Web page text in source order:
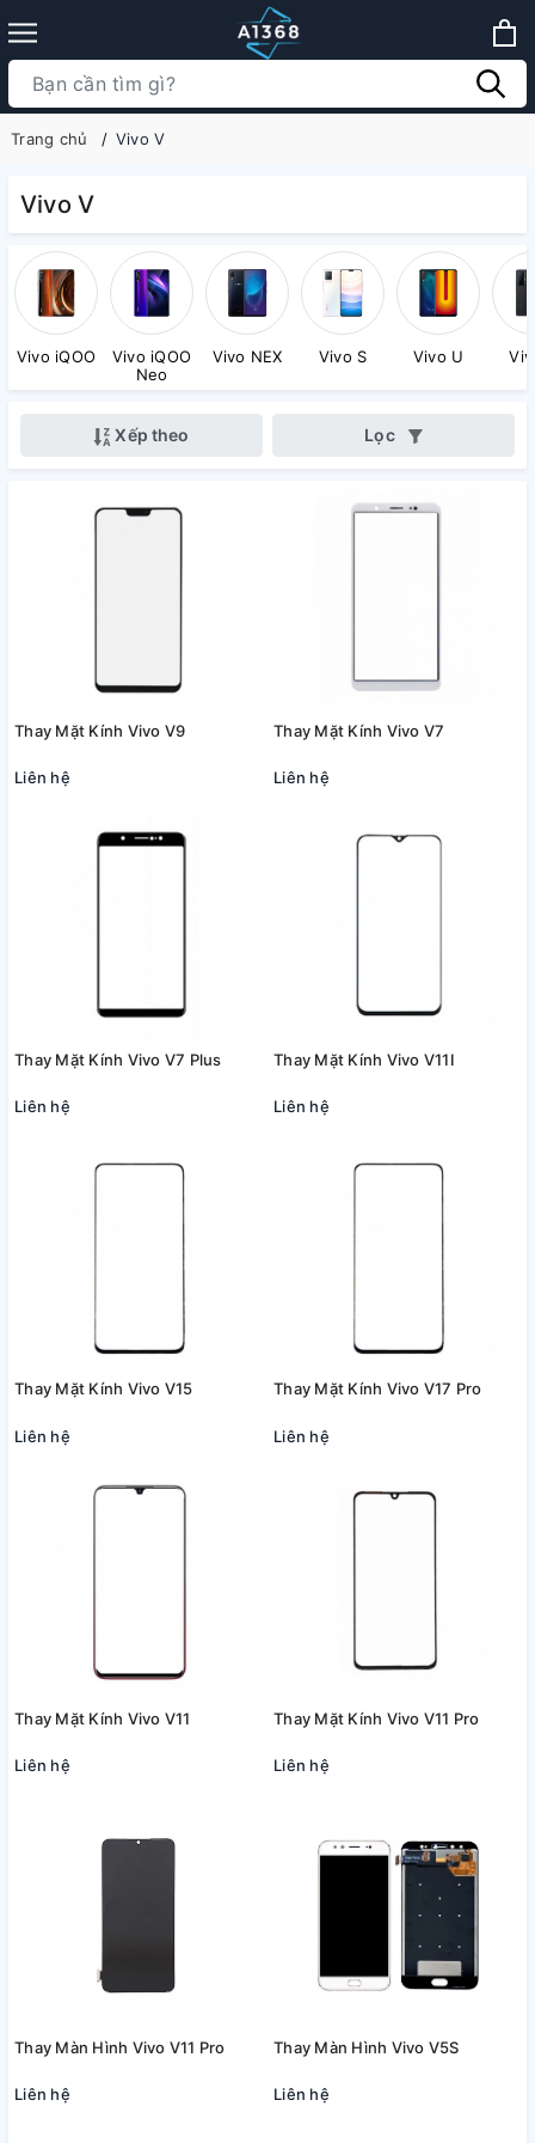
Trang chủ Vivo V
Vivo V
Vivo iQOO
Vivo iQOO
Neo
Vivo NEX Vivo S Vivo U
Xếp theo Lọc
Thay Mặt Kính Vivo V9
Liên hệ
Thay Mặt Kính Vivo V7
Liên hệ
Thay Mặt Kính Vivo V7 Plus
Liên hệ
Thay Mặt Kính Vivo V11I
Liên hệ
Thay Mặt Kính Vivo V15
Liên hệ
Thay Mặt Kính Vivo V17 Pro
Liên hệ
Thay Mặt Kính Vivo V11
Liên hệ
Thay Mặt Kính Vivo V11 Pro
Liên hệ
Thay Màn Hình Vivo V11 Pro
Liên hệ
Thay Màn Hình Vivo V5S
Liên hệ